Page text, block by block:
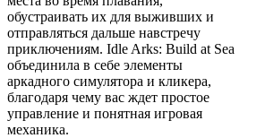
обустраивать их для выживших и
отправляться дальше навстречу
приключениям. Idle Arks: Build at Sea
объединила в себе элементы
аркадного симулятора и кликера,
благодаря чему вас ждет простое
управление и понятная игровая
механика.